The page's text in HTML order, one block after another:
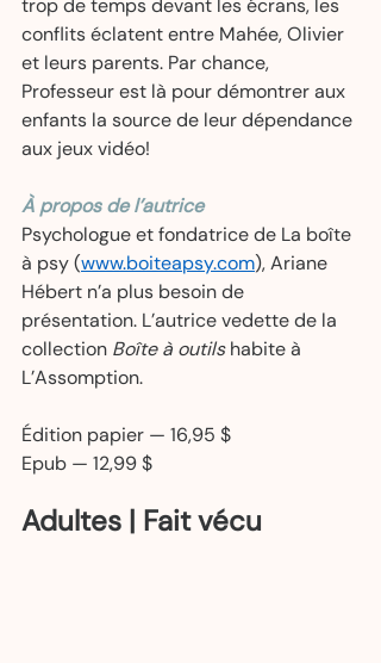
trop de temps devant les écrans, les
conflits éclatent entre Mahée, Olivier
et leurs parents. Par chance,
Professeur est là pour démontrer aux
enfants la source de leur dépendance
aux jeux vidéo!
À propos de l’autrice
Psychologue et fondatrice de La boîte
à psy (www.boiteapsy.com), Ariane
Hébert n’a plus besoin de
présentation. L’autrice vedette de la
collection Boîte à outils habite à
L’Assomption.
Édition papier — 16,95 $
Epub — 12,99 $
Adultes | Fait vécu